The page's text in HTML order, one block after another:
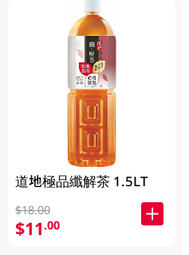
道地極品纖解茶 1.5LT
$18.00
$11.00